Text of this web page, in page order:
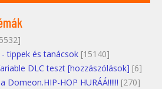
tippek és tanácsok [15140]
DLC teszt [hozzászólások] [6]
Domeon.HIP-HOP HURÁÁ!!!!!! [270]